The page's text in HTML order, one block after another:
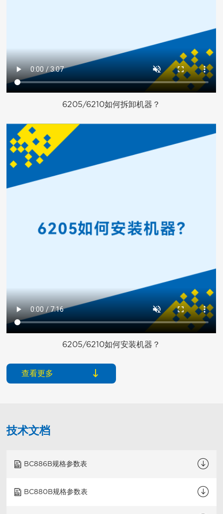
6205/6210如何拆卸机器？
6205/6210如何安装机器？
查看更多
技术文档
BC886B规格参数表
BC880B规格参数表